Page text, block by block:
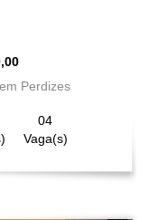
Perdizes
04
Vaga(s)